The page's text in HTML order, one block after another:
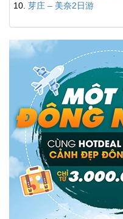
芽庄 – 美奈2日游